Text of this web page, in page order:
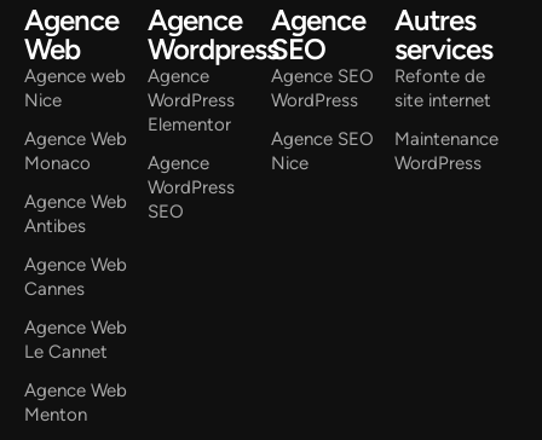
Agence
Web
Agence web
Nice
Agence Web
Monaco
Agence Web
Antibes
Agence Web
Cannes
Agence Web
Le Cannet
Agence Web
Menton
Agence
Wordpress
Agence
WordPress
Elementor
Agence
WordPress
SEO
Agence
SEO
Agence SEO
WordPress
Agence SEO
Nice
Autres
services
Refonte de
site internet
Maintenance
WordPress